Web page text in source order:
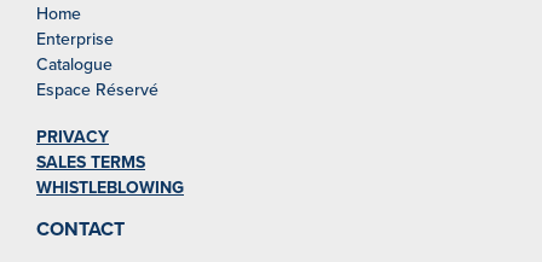
Home
Enterprise
Catalogue
Espace Réservé
PRIVACY
SALES TERMS
WHISTLEBLOWING
CONTACT